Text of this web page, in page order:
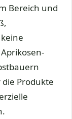
Bereich und
Produkte